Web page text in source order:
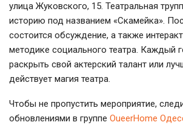
улица Жуковского, 15. Театральная
историю под названием «Скамейка».
состоится обсуждение, а также
методике социального театра. Каждый
раскрыть свой актерский талант или
действует магия театра.
Чтобы не пропустить мероприятие,
обновлениями в группе OueerHome